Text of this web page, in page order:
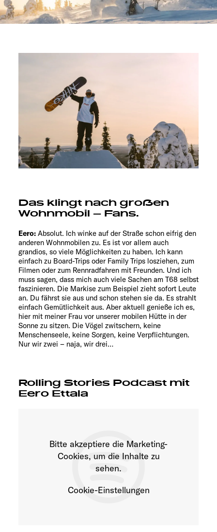
Das klingt nach großen
Wohnmobil – Fans.
Eero: Absolut. Ich winke auf der Straße schon eifrig den
anderen Wohnmobilen zu. Es ist vor allem auch
grandios, so viele Möglichkeiten zu haben. Ich kann
einfach zu Board-Trips oder Family Trips losziehen, zum
Filmen oder zum Rennradfahren mit Freunden. Und ich
muss sagen, dass mich auch viele Sachen am T68 selbst
faszinieren. Die Markise zum Beispiel zieht sofort Leute
an. Du fährst sie aus und schon stehen sie da. Es strahlt
einfach Gemütlichkeit aus. Aber aktuell genieße ich es,
hier mit meiner Frau vor unserer mobilen Hütte in der
Sonne zu sitzen. Die Vögel zwitschern, keine
Menschenseele, keine Sorgen, keine Verpflichtungen.
Nur wir zwei – naja, wir drei…
Rolling Stories Podcast mit
Eero Ettala
Bitte akzeptiere die Marketing-
Cookies, um die Inhalte zu
sehen.
Cookie-Einstellungen